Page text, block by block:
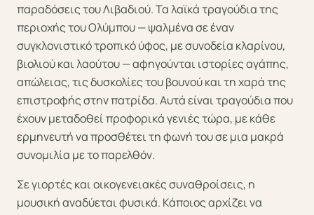
παραδόσεις του Λιβαδιού. Τα λαϊκά τραγούδια της
περιοχής του Ολύμπου — ψαλμένα σε έναν
συγκλονιστικό τροπικό ύφος, με συνοδεία κλαρίνου,
βιολιού και λαούτου — αφηγούνται ιστορίες αγάπης,
απώλειας, τις δυσκολίες του βουνού και τη χαρά της
επιστροφής στην πατρίδα. Αυτά είναι τραγούδια που
έχουν μεταδοθεί προφορικά γενιές τώρα, με κάθε
ερμηνευτή να προσθέτει τη φωνή του σε μια μακρά
συνομιλία με το παρελθόν.
Σε γιορτές και οικογενειακές συναθροίσεις, η
μουσική αναδύεται φυσικά. Κάποιος αρχίζει να